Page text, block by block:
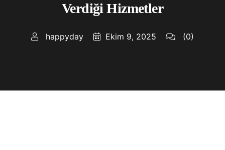
Verdiği Hizmetler
happyday Ekim 9, 2025 (0)